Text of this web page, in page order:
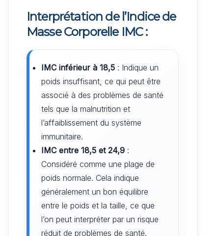
Interprétation de l’Indice de
Masse Corporelle IMC :
IMC inférieur à 18,5 : Indique un
poids insuffisant, ce qui peut être
associé à des problèmes de santé
tels que la malnutrition et
l’affaiblissement du système
immunitaire.
IMC entre 18,5 et 24,9 :
Considéré comme une plage de
poids normale. Cela indique
généralement un bon équilibre
entre le poids et la taille, ce que
l’on peut interpréter par un risque
réduit de problèmes de santé.